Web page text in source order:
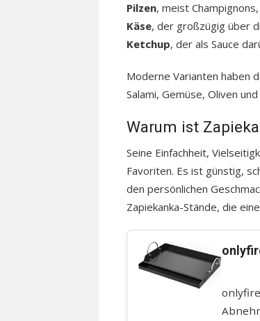
Pilzen, meist
Käse, der großzügig über
Ketchup, der als Sauce
Moderne Varianten haben
Salami, Gemüse, Oliven
Warum ist
Seine Einfachheit,
Favoriten. Es ist günstig,
den persönlichen
Zapiekanka-Stände, die